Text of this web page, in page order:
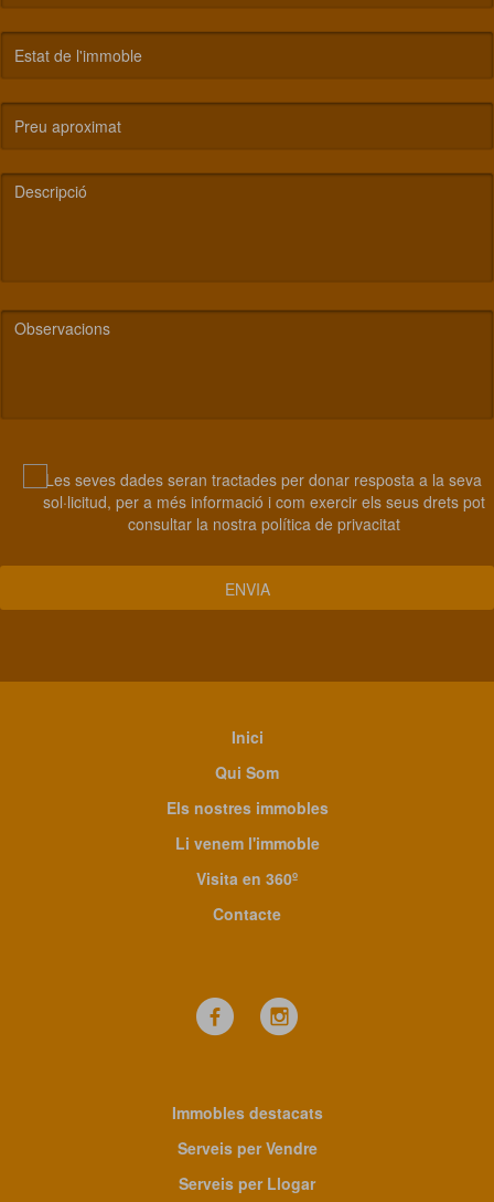
Les seves dades seran tractades per donar resposta a la seva
sol·licitud, per a més informació i com exercir els seus drets pot
consultar la nostra política de privacitat
ENVIA
Inici
Qui Som
Els nostres immobles
Li venem l'immoble
Visita en 360º
Contacte
Immobles destacats
Serveis per Vendre
Serveis per Llogar